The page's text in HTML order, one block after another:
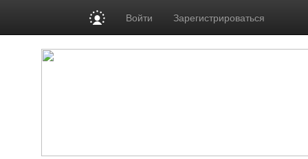
Войти Зарегистрироваться